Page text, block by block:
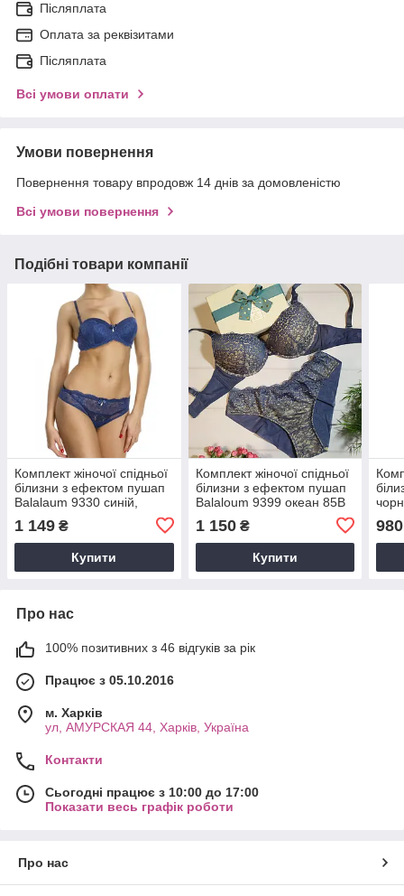
Післяплата
Оплата за реквізитами
Післяплата
Всі умови оплати
Умови повернення
Повернення товару впродовж 14 днів за домовленістю
Всі умови повернення
Подібні товари компанії
Комплект жіночої спідньої
білизни з ефектом пушап
Balalaum 9330 синій,
1 149 ₴
Купити
Комплект жіночої спідньої
білизни з ефектом пушап
Balaloum 9399 океан 85В
1 150₴
Купити
980
Про нас
100% позитивних з 46 відгуків за рік
Працює з 05.10.2016
м. Харків
ул, АМУРСКАЯ 44, Харків, Україна
Контакти
Сьогодні працює з 10:00 до 17:00
Показати весь графік роботи
Про нас